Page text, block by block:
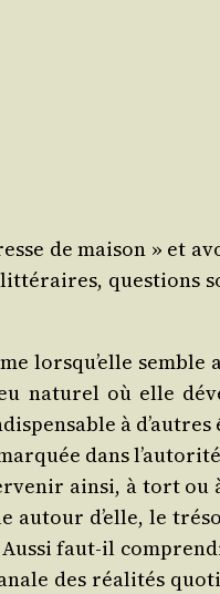
de mai­son » et
ques­tions
lorsqu’elle semble
natu­rel où elle
à
dans
ain­si, à tort ou
autour d’elle, le
faut-il
des réa­li­tés